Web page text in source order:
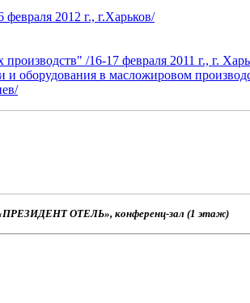
2012 г., г.Харьков/
/16-17 февраля 2011 г., г.
оборудования в масложировом
«ПРЕЗИДЕНТ ОТЕЛЬ», конференц-зал (1 этаж)